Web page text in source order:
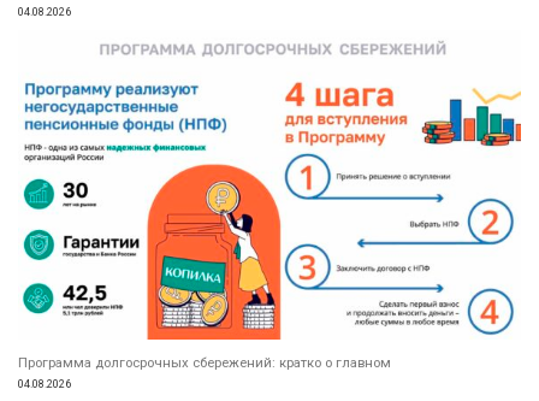
04.08.2026
Программа долгосрочных сбережений: кратко о главном
04.08.2026